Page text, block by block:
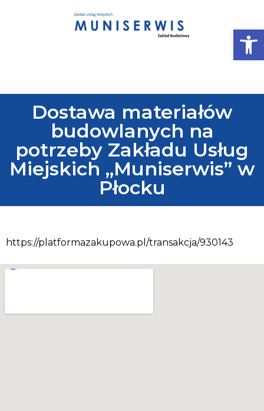
Dostawa materiałów
budowlanych na
potrzeby Zakładu Usług
Miejskich „Muniserwis” w
Płocku
https://platformazakupowa.pl/transakcja/930143